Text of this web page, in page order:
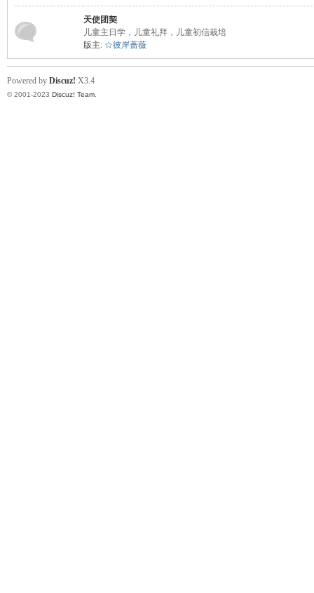
契
天使团契
儿童主日学，儿童礼拜，儿童初信栽培
版主: ☆彼岸蔷薇
Powered by Discuz! X3.4
© 2001-2023 Discuz! Team.